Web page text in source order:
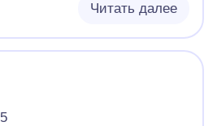
Читать далее